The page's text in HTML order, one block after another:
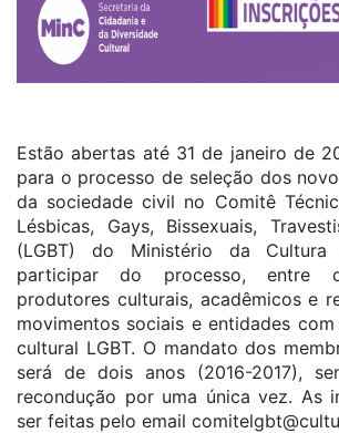
Estão abertas até 31 de janeiro de
para o processo de seleção dos
da sociedade civil no Comitê
Lésbicas, Gays, Bissexuais,
(LGBT) do Ministério da Cultura
participar do processo, entre
produtores culturais, acadêmicos e
movimentos sociais e entidades
cultural LGBT. O mandato dos
será de dois anos (2016-2017),
recondução por uma única vez. As
ser feitas pelo email